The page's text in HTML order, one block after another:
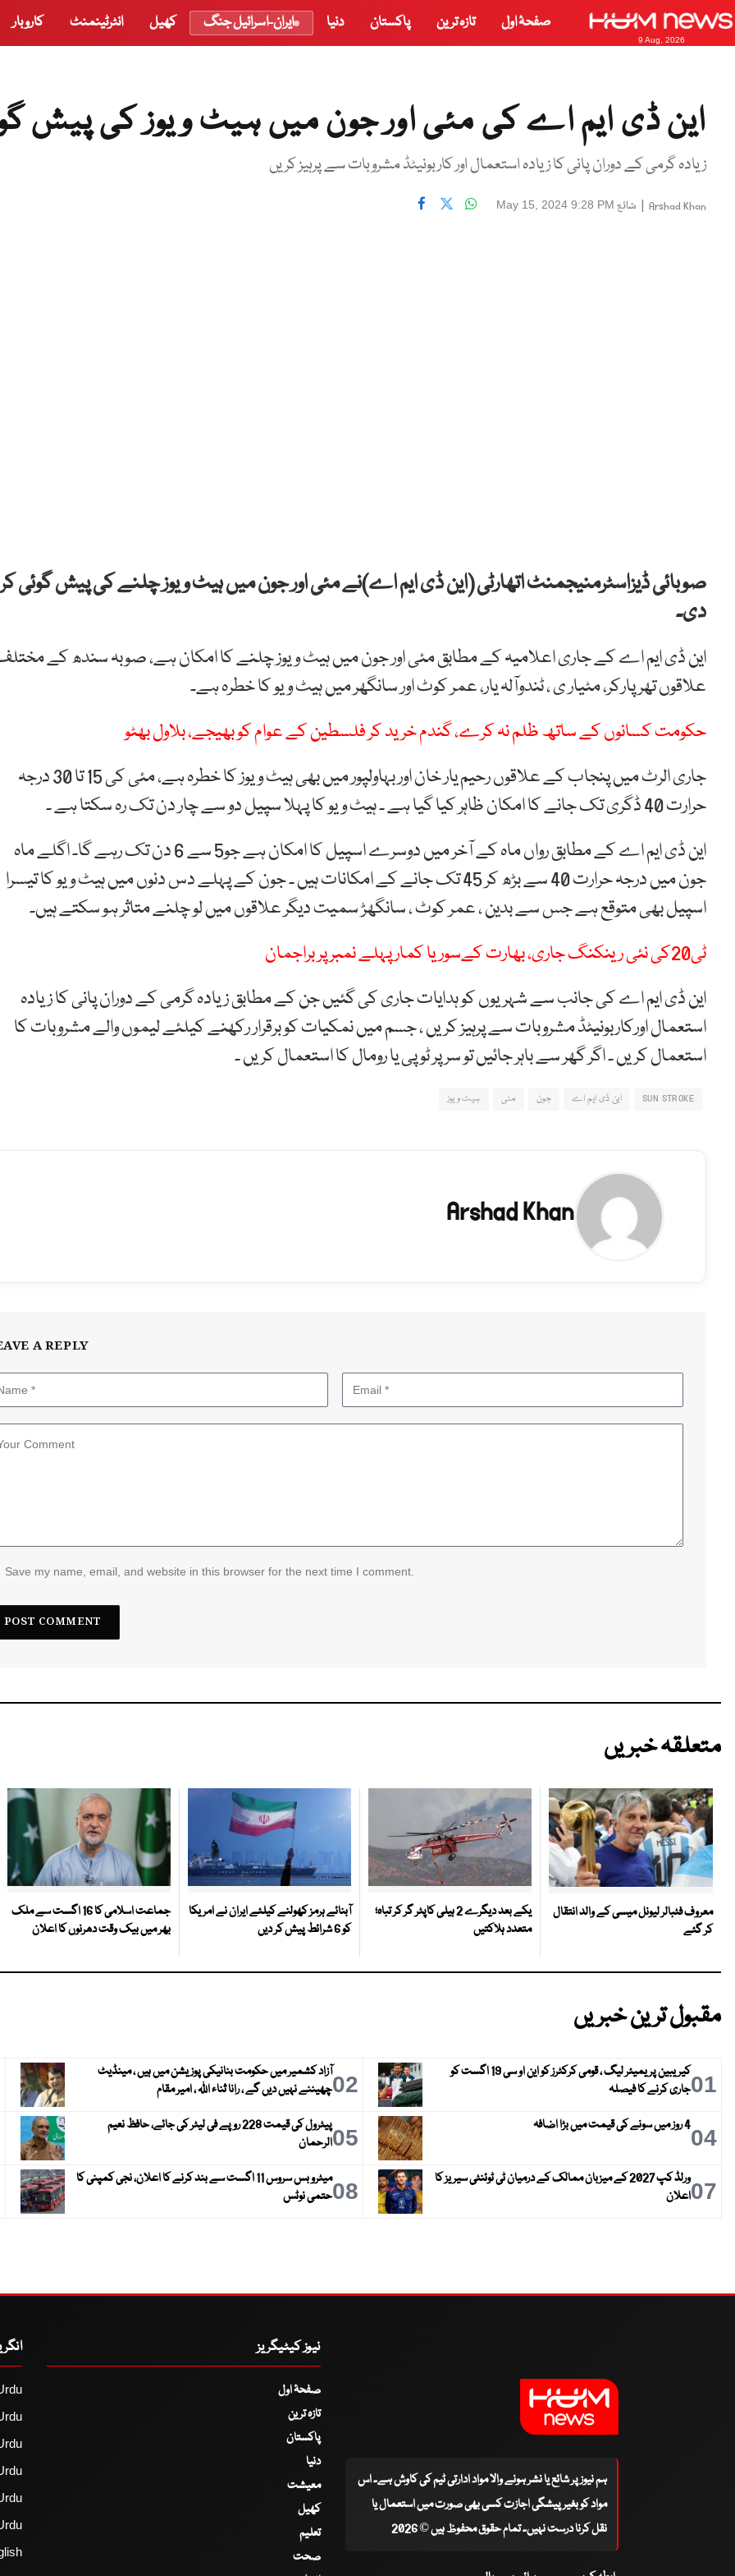
9 Aug, 2026
صفحۂ اول تازہ ترین پاکستان دنیا ایران-اسرائیل جنگ کھیل انٹرٹینمنٹ کاروبار
این ڈی ایم اے کی مئی اور جون میں ہیٹ ویوز کی پیش
زیادہ گرمی کے دوران پانی کا زیادہ استعمال اور کاربونیٹڈ مشروبات سے پرہیز کریں
Arshad Khan
| شائع May 15, 2024 9:28 PM
صوبائی ڈیزاسٹرمنیجمنٹ اتھارٹی (این ڈی ایم اے)نے مئی اور جون میں ہیٹ ویوز چلنے کی پیش گوئی کر
دی۔
این ڈی ایم اے کے جاری اعلامیہ کے مطابق مئی اور جون میں ہیٹ ویوز چلنے کا امکان ہے، صوبہ سندھ کے
علاقوں تھرپارکر، مٹیار ی ، ٹندوآلہ یار، عمر کوٹ اور سانگھر میں ہیٹ ویو کا خطرہ ہے۔
حکومت کسانوں کے ساتھ ظلم نہ کرے، گندم خرید کر فلسطین کے عوام کو بھیجے، بلاول بھٹو
جاری الرٹ میں پنجاب کے علاقوں رحیم یار خان اور بہاولپور میں بھی ہیٹ ویوز کا خطرہ ہے، مئی کی 15 تا 30 درجہ
حرارت 40 ڈگری تک جانے کا امکان ظاہر کیا گیا ہے ۔ ہیٹ ویو کا پہلا سپیل دو سے چار دن تک رہ سکتا ہے ۔
این ڈی ایم اے کے مطابق رواں ماہ کے آخر میں دوسرے اسپیل کا امکان ہے جو5 سے 6 دن تک رہے گا۔ اگلے ماہ
جون میں درجہ حرارت 40 سے بڑھ کر 45 تک جانے کے امکانات ہیں ۔ جون کے پہلے دس دنوں میں ہیٹ ویو کا تیسرا
اسپیل بھی متوقع ہے جس سے بدین ، عمر کوٹ ، سانگھڑ سمیت دیگر علاقوں میں لو چلنے متاثر ہو سکتے ہیں۔
ٹی20کی نئی رینکنگ جاری، بھارت کےسوریا کمار پہلے نمبر پر براجمان
این ڈی ایم اے کی جانب سے شہریوں کو ہدایات جاری کی گئیں جن کے مطابق زیادہ گرمی کے دوران پانی کا زیادہ
استعمال اورکاربونیٹڈ مشروبات سے پرہیز کریں ، جسم میں نمکیات کو برقرار رکھنے کیلئے لیموں والے مشروبات کا
استعمال کریں ۔ اگر گھر سے باہر جائیں تو سر پر ٹوپی یا رومال کا استعمال کریں ۔
SUN STROKE این ڈی ایم اے جون مئی ہیٹ ویوز
Arshad Khan
A REPLY
Save my name, email, and website in this browser for the next time I comment.
متعلقہ خبریں
معروف فٹبالر لیونل میسی کے والد انتقال
کر گئے
یکے بعد دیگرے 2 ہیلی کاپٹر گر کر تباہ؛
متعدد ہلاکتیں
آبنائے ہرمز کھولنے کیلئے ایران نے امریکا
کو 6 شرائط پیش کر دیں
جماعت اسلامی کا 16 اگست سے ملک
بھر میں بیک وقت دھرنوں کا اعلان
مقبول ترین خبریں
01
کیریبین پریمیئر لیگ ، قومی کرکٹرز کو این او سی 19 اگست کو
جاری کرنے کا فیصلہ
02آزاد کشمیر میں حکومت بنانیکی پوزیشن میں ہیں ، مینڈیٹ
چھیننے نہیں دیں گے ، رانا ثناء اللہ ، امیر مقام
044 روز میں سونے کی قیمت میں بڑا اضافہ 05
پیٹرول کی قیمت 228 روپے فی لیٹر کی جائے، حافظ نعیم
الرحمان
07
ورلڈ کپ 2027 کے میزبان ممالک کے درمیان ٹی ٹوئنٹی سیریز کا
اعلان
08
میٹرو بس سروس 11 اگست سے بند کرنے کا اعلان، نجی کمپنی کا
حتمی نوٹس
ہم نیوز پر شائع یا نشر ہونے والا مواد ادارتی ٹیم کی کاوش ہے۔ اس
مواد کو بغیر پیشگی اجازت کسی بھی صورت میں استعمال یا
نقل کرنا درست نہیں۔ تمام حقوق محفوظ ہیں © 2026
نیوز کیٹیگریز
صفحۂ اول
تازہ ترین
پاکستان
دنیا
معیشت
کھیل
تعلیم
صحت